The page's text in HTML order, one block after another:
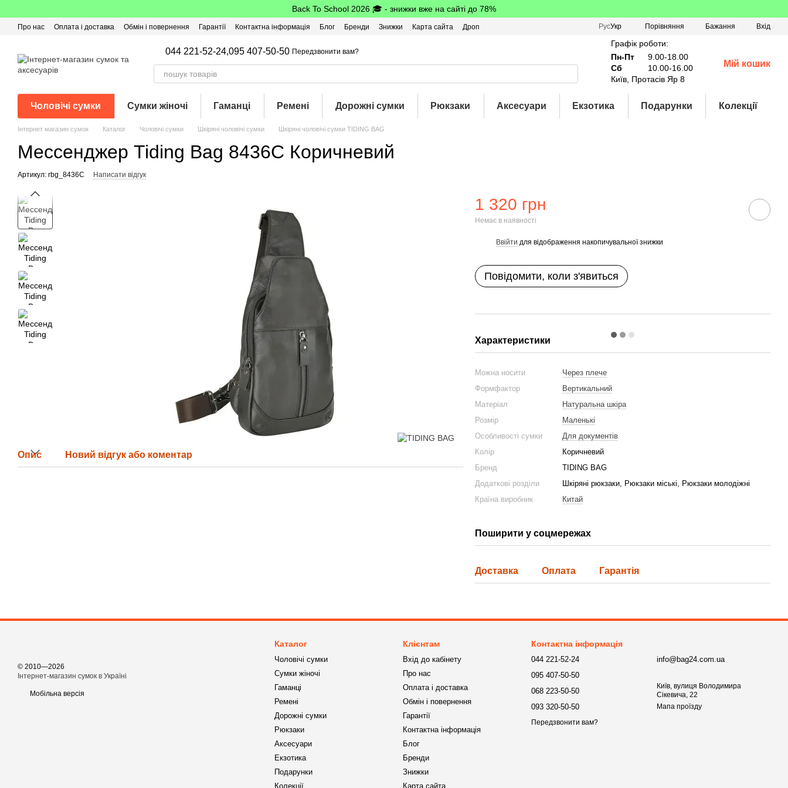
Back To School 2026 🎓 - знижки вже на сайті до 78%
Про нас Оплата і доставка Обмін і повернення Гарантії Контактна інформація Блог Бренди Знижки Карта сайта
Дроп
РусУкр Порівняння Бажання Вхід
044 221-52-24,095 407-50-50 Передзвонити вам?
Графік роботи:
Пн-Пт
9.00-18.00
Сб
10.00-16.00
Київ, Протасів Яр 8
Мій кошик
Чоловічі сумки Сумки жіночі Гаманці Ремені Дорожні сумки Рюкзаки Аксесуари Екзотика Подарунки Колекції
Інтернет магазин сумок Каталог Чоловічі сумки Шкіряні чоловічі сумки Шкіряні чоловічі сумки TIDING BAG
Мессенджер Tiding Bag 8436C Коричневий
Артикул: rbg_8436C Написати відгук
Опис Новий відгук або коментар
1 320 грн
Немає в наявності
Ввійти для відображення накопичувальної знижки
Повідомити, коли з'явиться
Характеристики
Можна носити
Через плече
Формфактор
Вертикальний
Матеріал
Натуральна шкіра
Розмір
Маленькі
Особливості сумки
Для документів
Колір
Коричневий
Бренд
TIDING BAG
Додаткові розділи
Шкіряні рюкзаки, Рюкзаки міські, Рюкзаки молодіжні
Країна виробник
Китай
Поширити у соцмережах
Доставка Оплата Гарантія
© 2010—2026
Інтернет-магазин сумок в Україні
Мобільна версія
Каталог
Чоловічі сумки
Сумки жіночі
Гаманці
Ремені
Дорожні сумки
Рюкзаки
Аксесуари
Екзотика
Подарунки
Колекції
Клієнтам
Вхід до кабінету
Про нас
Оплата і доставка
Обмін і повернення
Гарантії
Контактна інформація
Блог
Бренди
Знижки
Карта сайта
Контактна інформація
044 221-52-24
095 407-50-50
068 223-50-50
093 320-50-50
Передзвонити вам?
info@bag24.com.ua
Київ, вулиця Володимира
Сікевича, 22
Мапа проїзду